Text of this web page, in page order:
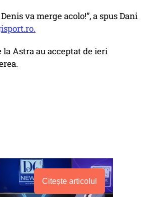
va merge acolo!”, a spus Dani
Astra au acceptat de ieri
Citește articolul